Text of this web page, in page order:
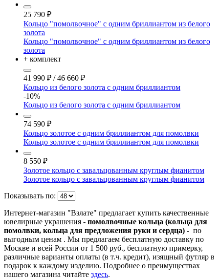
25 790 ₽
Кольцо "помолвочное" с одним бриллиантом из белого
золота
Кольцо "помолвочное" с одним бриллиантом из белого
золота
+ комплект
41 990 ₽ / 46 660 ₽
Кольцо из белого золота с одним бриллиантом
-10%
Кольцо из белого золота с одним бриллиантом
74 590 ₽
Кольцо золотое с одним бриллиантом для помолвки
Кольцо золотое с одним бриллиантом для помолвки
8 550 ₽
Золотое кольцо с завальцованным круглым фианитом
Золотое кольцо с завальцованным круглым фианитом
Показывать по:
Интернет-магазин "Взлате" предлагает купить качественные
ювелирные украшения - помолвочные кольца (кольца для
помолвки, кольца для предложения руки и сердца) - по
выгодным ценам . Мы предлагаем бесплатную доставку по
Москве и всей России от 1 500 руб., бесплатную примерку,
различные варианты оплаты (в т.ч. кредит), изящный футляр в
подарок к каждому изделию. Подробнее о преимуществах
нашего магазина читайте здесь.